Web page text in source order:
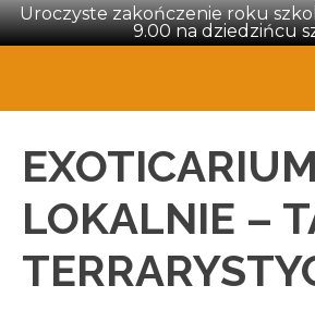
Uroczyste zakończenie roku
9.00 na dziedzińcu
EXOTICARIUM
LOKALNIE –